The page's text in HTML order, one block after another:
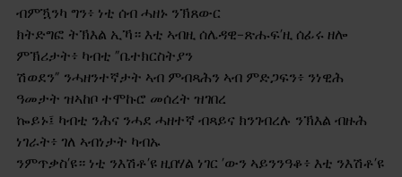
ብምዃንካ ግን፥ ነቲ ሰብ ሓዘኑ ንኽጸውር
ክትድግፎ ትኽእል ኢኻ። እቲ ኣብዚ ሰሌዳዊ-ጽሑፍ’ዚ ሰፊሩ ዘሎ
ምኽሪታት፥ ካብቲ ”ቤተክርስትያን
ሽወደን” ንሓዘንተኛታት ኣብ ምብጻሕን ኣብ ምድጋፍን፥ ንነዊሕ
ዓመታት ዝኣከቦ ተሞኩሮ መሰረት ዝገበረ
ኰይኑ፤ ካብቲ ንሕና ንሓደ ሓዘተኛ ብጻይና ክንገብረሉ ንኽእል ብዙሕ
ነገራት፥ ገለ ኣብነታት ካብኡ
ንምጥቃስ’ዩ። ነቲ ንእሽቶ’ዩ ዚበሃል ነገር ’ውን ኣይንንዓቆ፥ እቲ ንእሽቶ’ዩ